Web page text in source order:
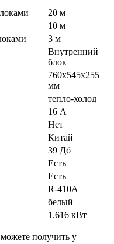
20 м
10 м
3 м
Внутренний
блок
760х545х255
мм
тепло-холод
16 А
Нет
Китай
39 Дб
Есть
Есть
R-410A
белый
1.616 кВт
получить у